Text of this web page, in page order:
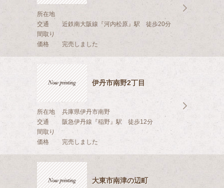
所在地
交通
近鉄南大阪線『河内松原』駅 徒歩20分
間取り
価格
完売しました
伊丹市南野2丁目
所在地
兵庫県伊丹市南野
交通
阪急伊丹線『稲野』駅 徒歩12分
間取り
価格
完売しました
大東市南津の辺町